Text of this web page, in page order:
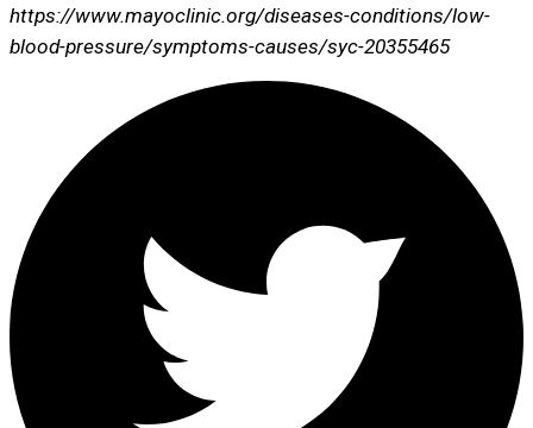
https://www.mayoclinic.org/diseases-conditions/low-
blood-pressure/symptoms-causes/syc-20355465